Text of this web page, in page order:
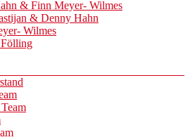
& Finn Meyer- Wilmes
& Denny Hahn
Wilmes